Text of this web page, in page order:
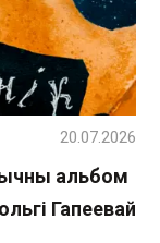
альбом
Гапеевай
20.07.2026